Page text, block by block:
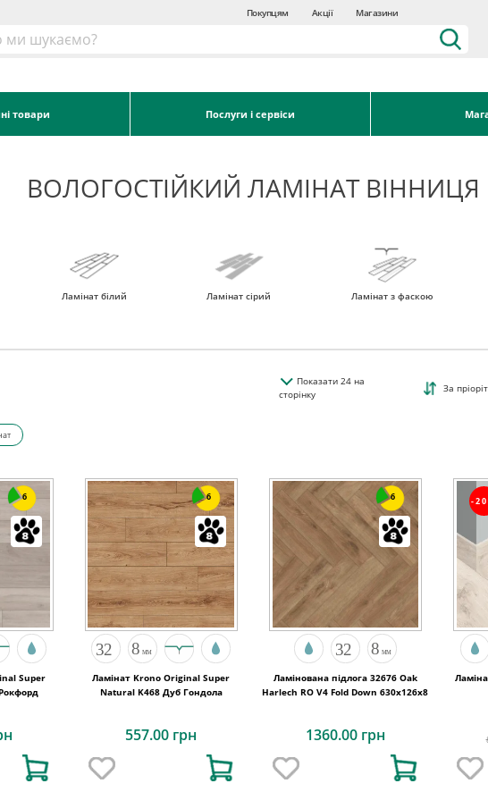
Покупцям Акції Магазини
товари Послуги і сервіси
ВОЛОГОСТІЙКИЙ ЛАМІНАТ ВІННИЦЯ
Ламінат білий Ламінат сірий Ламінат з фаскою
Показати24на
сторінку
За
6
Super
6
Ламінат Krono Original Super
Natural K468 Дуб Гондола
557.00 грн
6
Ламінована підлога 32676 Oak
Harlech RO V4 Fold Down 630x126x8
1360.00 грн
-